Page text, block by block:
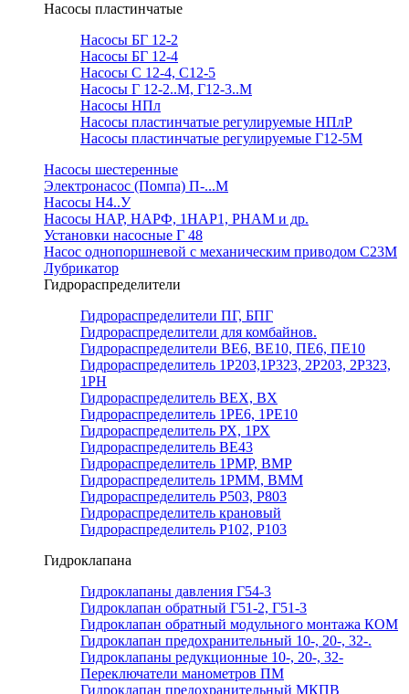
Насосы пластинчатые
Насосы БГ 12-2
Насосы БГ 12-4
Насосы С 12-4, С12-5
Насосы Г 12-2..М, Г12-3..М
Насосы НПл
Насосы пластинчатые регулируемые НПлР
Насосы пластинчатые регулируемые Г12-5М
Насосы шестеренные
Электронасос (Помпа) П-...М
Насосы Н4..У
Насосы НАР, НАРФ, 1НАР1, РНАМ и др.
Установки насосные Г 48
Насос однопоршневой с механическим приводом С23М
Лубрикатор
Гидрораспределители
Гидрораспределители ПГ, БПГ
Гидрораспределители для комбайнов.
Гидрораспределители ВЕ6, ВЕ10, ПЕ6, ПЕ10
Гидрораспределитель 1Р203,1Р323, 2Р203, 2Р323,
1РН
Гидрораспределитель ВЕХ, ВХ
Гидрораспределитель 1РЕ6, 1РЕ10
Гидрораспределитель РХ, 1РХ
Гидрораспределитель ВЕ43
Гидрораспределитель 1РМР, ВМР
Гидрораспределитель 1РММ, ВММ
Гидрораспределитель Р503, Р803
Гидрораспределитель крановый
Гидрораспределитель Р102, Р103
Гидроклапана
Гидроклапаны давления Г54-3
Гидроклапан обратный Г51-2, Г51-3
Гидроклапан обратный модульного монтажа КОМ
Гидроклапан предохранительный 10-, 20-, 32-.
Гидроклапаны редукционные 10-, 20-, 32-
Переключатели манометров ПМ
Гидроклапан предохранительный МКПВ